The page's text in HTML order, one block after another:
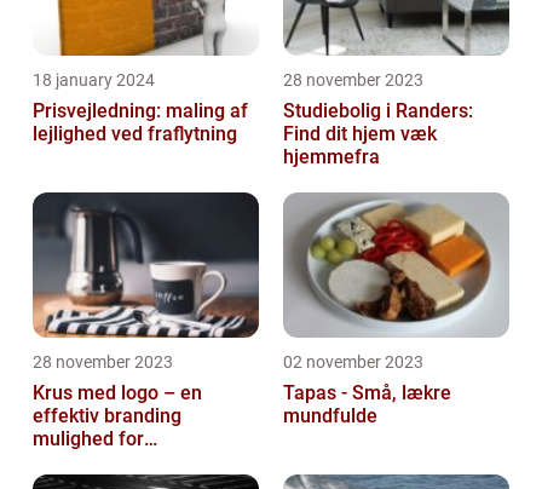
18 january 2024
Prisvejledning: maling af
lejlighed ved fraflytning
28 november 2023
Studiebolig i Randers:
Find dit hjem væk
hjemmefra
28 november 2023
Krus med logo – en
effektiv branding
mulighed for
02 november 2023
Tapas - Små, lækre
mundfulde